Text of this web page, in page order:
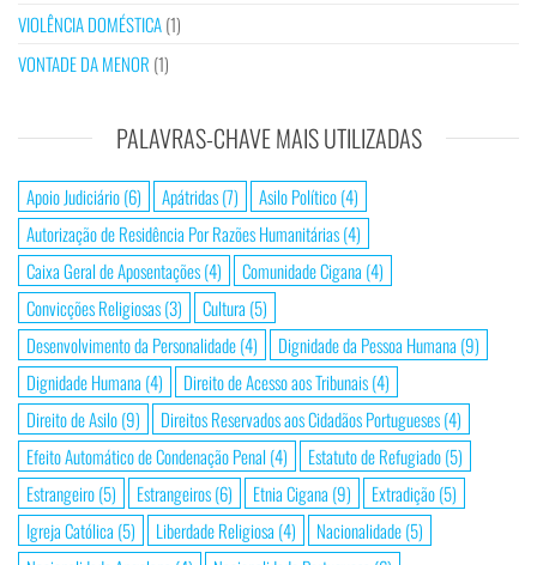
VIOLÊNCIA DOMÉSTICA(1)
VONTADE DA MENOR (1)
PALAVRAS-CHAVE MAIS UTILIZADAS
Apoio Judiciário(6) Apátridas(7) Asilo Político(4)
Autorização de Residência Por Razões Humanitárias(4)
Caixa Geral de Aposentações(4) Comunidade Cigana (4)
Convicções Religiosas(3) Cultura (5)
Desenvolvimento da Personalidade(4) Dignidade da Pessoa Humana (9)
Dignidade Humana (4) Direito de Acesso aos Tribunais(4)
Direito de Asilo(9) Direitos Reservados aos Cidadãos Portugueses(4)
Efeito Automático de Condenação Penal (4) Estatuto de Refugiado(5)
Estrangeiro(5) Estrangeiros(6) Etnia Cigana (9) Extradição(5)
Igreja Católica (5) Liberdade Religiosa (4) Nacionalidade(5)